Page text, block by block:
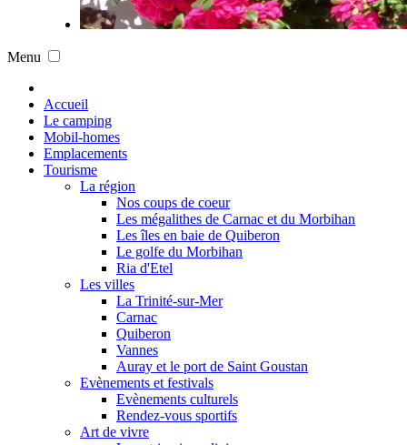
Menu
Accueil
Le camping
Mobil-homes
Emplacements
Tourisme
La région
Nos coups de coeur
Les mégalithes de Carnac et du Morbihan
Les îles en baie de Quiberon
Le golfe du Morbihan
Ria d'Etel
Les villes
La Trinité-sur-Mer
Carnac
Quiberon
Vannes
Auray et le port de Saint Goustan
Evènements et festivals
Evènements culturels
Rendez-vous sportifs
Art de vivre